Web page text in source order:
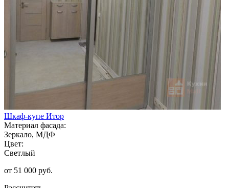
Шкаф-купе Итор
Материал фасада:
Зеркало, МДФ
Цвет:
Светлый
от 51 000 руб.